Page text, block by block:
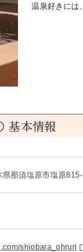
温泉好きには
基本情報
那須塩原市塩原
shiobara_ohruri